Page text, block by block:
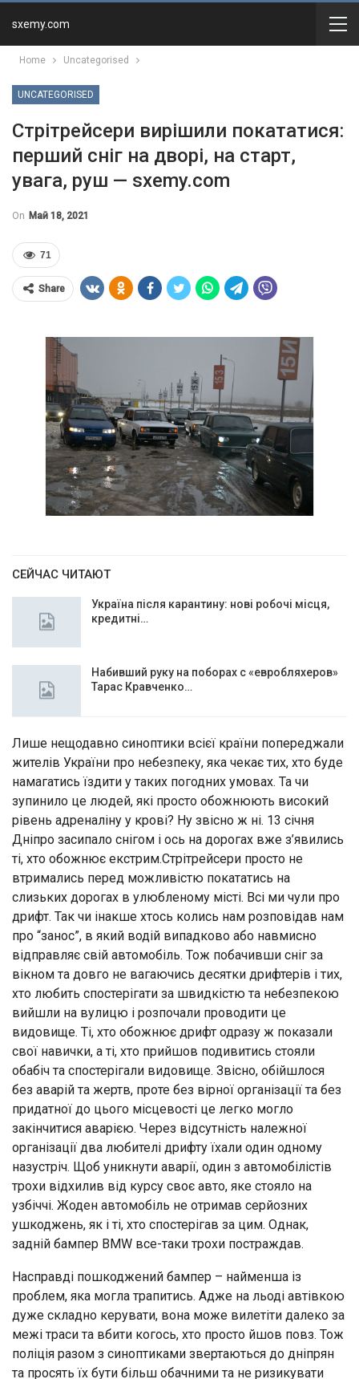
sxemy.com
Home Uncategorised
UNCATEGORISED
Стрітрейсери вирішили покататися:
перший сніг на дворі, на старт,
увага, руш — sxemy.com
On Май 18, 2021
71
Share
СЕЙЧАС ЧИТАЮТ
Україна після карантину: нові робочі місця,
кредитні…
Набивший руку на поборах с «евробляхеров»
Тарас Кравченко…
Лише нещодавно синоптики всієї країни попереджали
жителів України про небезпеку, яка чекає тих, хто буде
намагатись їздити у таких погодних умовах. Та чи
зупинило це людей, які просто обожнюють високий
рівень адреналіну у крові? Ну звісно ж ні. 13 січня
Дніпро засипало снігом і ось на дорогах вже з’явились
ті, хто обожнює екстрим.Стрітрейсери просто не
втримались перед можливістю покататись на
слизьких дорогах в улюбленому місті. Всі ми чули про
дрифт. Так чи інакше хтось колись нам розповідав нам
про “занос”, в який водій випадково або навмисно
відправляє свій автомобіль. Тож побачивши сніг за
вікном та довго не вагаючись десятки дрифтерів і тих,
хто любить спостерігати за швидкістю та небезпекою
вийшли на вулицю і розпочали проводити це
видовище. Ті, хто обожнює дрифт одразу ж показали
свої навички, а ті, хто прийшов подивитись стояли
обабіч та спостерігали видовище. Звісно, обійшлося
без аварій та жертв, проте без вірної організації та без
придатної до цього місцевості це легко могло
закінчитися аварією. Через відсутність належної
організації два любителі дрифту їхали один одному
назустріч. Щоб уникнути аварії, один з автомобілістів
трохи відхилив від курсу своє авто, яке стояло на
узбіччі. Жоден автомобіль не отримав серйозних
ушкоджень, як і ті, хто спостерігав за цим. Однак,
задній бампер BMW все-таки трохи постраждав.
Насправді пошкоджений бампер – найменша із
проблем, яка могла трапитись. Адже на льоді автівкою
дуже складно керувати, вона може вилетіти далеко за
межі траси та вбити когось, хто просто йшов повз. Тож
поліція разом з синоптиками звертаються до дніпрян
та просять їх бути більш обачними та не ризикувати